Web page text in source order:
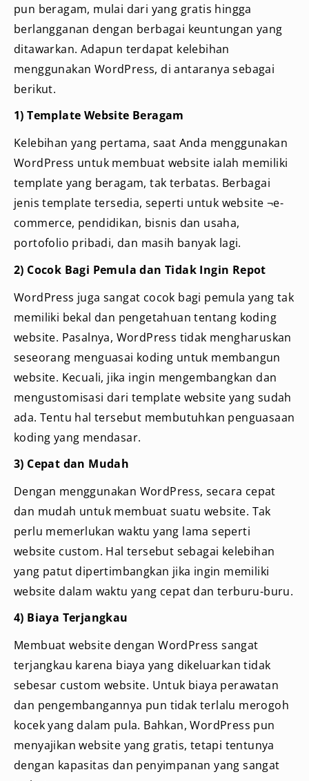
pun beragam, mulai dari yang gratis hingga
berlangganan dengan berbagai keuntungan yang
ditawarkan. Adapun terdapat kelebihan
menggunakan WordPress, di antaranya sebagai
berikut.
1) Template Website Beragam
Kelebihan yang pertama, saat Anda menggunakan
WordPress untuk membuat website ialah memiliki
template yang beragam, tak terbatas. Berbagai
jenis template tersedia, seperti untuk website ¬e-
commerce, pendidikan, bisnis dan usaha,
portofolio pribadi, dan masih banyak lagi.
2) Cocok Bagi Pemula dan Tidak Ingin Repot
WordPress juga sangat cocok bagi pemula yang tak
memiliki bekal dan pengetahuan tentang koding
website. Pasalnya, WordPress tidak mengharuskan
seseorang menguasai koding untuk membangun
website. Kecuali, jika ingin mengembangkan dan
mengustomisasi dari template website yang sudah
ada. Tentu hal tersebut membutuhkan penguasaan
koding yang mendasar.
3) Cepat dan Mudah
Dengan menggunakan WordPress, secara cepat
dan mudah untuk membuat suatu website. Tak
perlu memerlukan waktu yang lama seperti
website custom. Hal tersebut sebagai kelebihan
yang patut dipertimbangkan jika ingin memiliki
website dalam waktu yang cepat dan terburu-buru.
4) Biaya Terjangkau
Membuat website dengan WordPress sangat
terjangkau karena biaya yang dikeluarkan tidak
sebesar custom website. Untuk biaya perawatan
dan pengembangannya pun tidak terlalu merogoh
kocek yang dalam pula. Bahkan, WordPress pun
menyajikan website yang gratis, tetapi tentunya
dengan kapasitas dan penyimpanan yang sangat